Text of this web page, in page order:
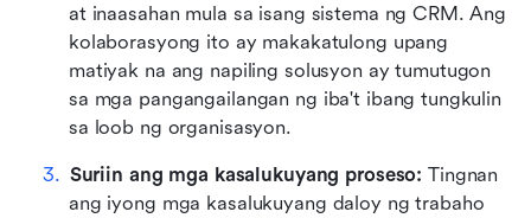
at inaasahan mula sa isang sistema ng CRM. Ang
kolaborasyong ito ay makakatulong upang
matiyak na ang napiling solusyon ay tumutugon
sa mga pangangailangan ng iba't ibang tungkulin
sa loob ng organisasyon.
Suriin ang mga kasalukuyang proseso: Tingnan
ang iyong mga kasalukuyang daloy ng trabaho